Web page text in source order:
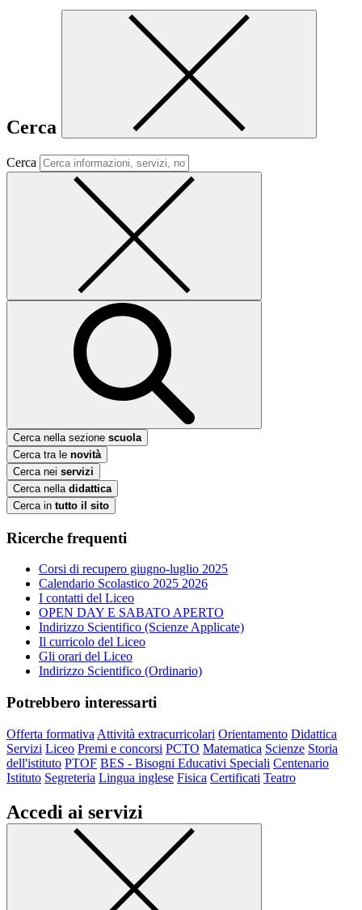
Cerca
Cerca
Cerca nella sezione scuola
Cerca tra le novità
Cerca nei servizi
Cerca nella didattica
Cerca in tutto il sito
Ricerche frequenti
Corsi di recupero giugno-luglio 2025
Calendario Scolastico 2025 2026
I contatti del Liceo
OPEN DAY E SABATO APERTO
Indirizzo Scientifico (Scienze Applicate)
Il curricolo del Liceo
Gli orari del Liceo
Indirizzo Scientifico (Ordinario)
Potrebbero interessarti
Offerta formativa Attività extracurricolari Orientamento Didattica
Servizi Liceo Premi e concorsi PCTO Matematica Scienze Storia
dell'istituto PTOF BES - Bisogni Educativi Speciali Centenario
Istituto Segreteria Lingua inglese Fisica Certificati Teatro
Accedi ai servizi